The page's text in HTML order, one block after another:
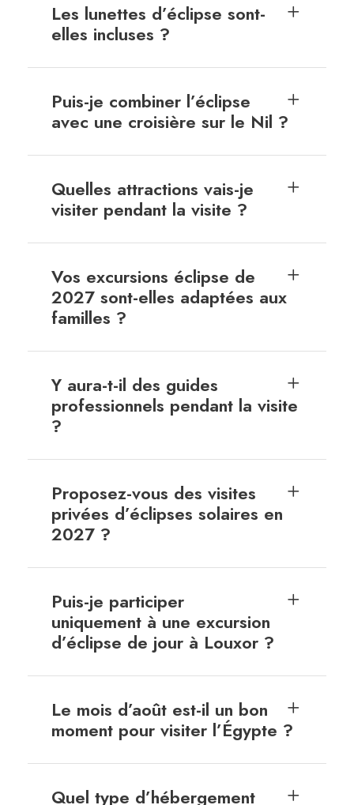
Les lunettes d’éclipse sont-
elles incluses ?
Puis-je combiner l’éclipse
avec une croisière sur le Nil ?
Quelles attractions vais-je
visiter pendant la visite ?
Vos excursions éclipse de
2027 sont-elles adaptées aux
familles ?
Y aura-t-il des guides
professionnels pendant la visite
?
Proposez-vous des visites
privées d’éclipses solaires en
2027 ?
Puis-je participer
uniquement à une excursion
d’éclipse de jour à Louxor ?
Le mois d’août est-il un bon
moment pour visiter l’Égypte ?
Quel type d’hébergement